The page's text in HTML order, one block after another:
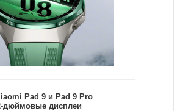
Pad 9 и Pad 9 Pro
дюймовые дисплеи